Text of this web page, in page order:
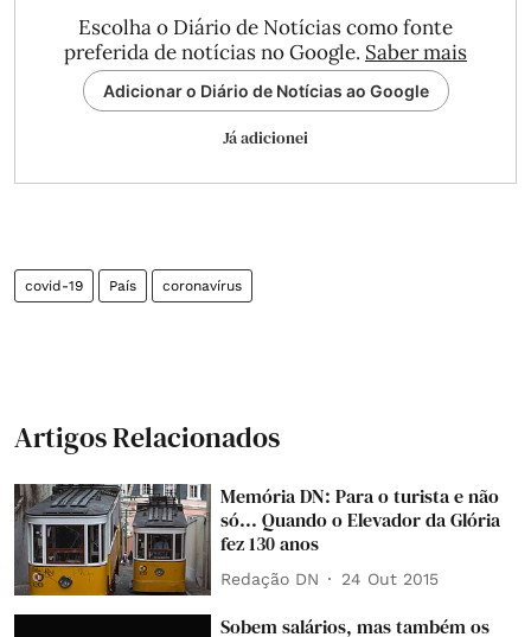
Escolha o Diário de Notícias como fonte
preferida de notícias no Google. Saber mais
Adicionar o Diário de Notícias ao Google
Já adicionei
covid-19 País coronavírus
Artigos Relacionados
Memória DN: Para o turista e não
só... Quando o Elevador da Glória
fez 130 anos
Redação DN 24 Out 2015
Sobem salários, mas também os